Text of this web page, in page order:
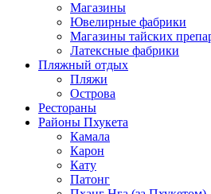
Магазины
Ювелирные фабрики
Магазины тайских
Латексные фабрики
Пляжный отдых
Пляжи
Острова
Рестораны
Районы Пхукета
Камала
Карон
Кату
Патонг